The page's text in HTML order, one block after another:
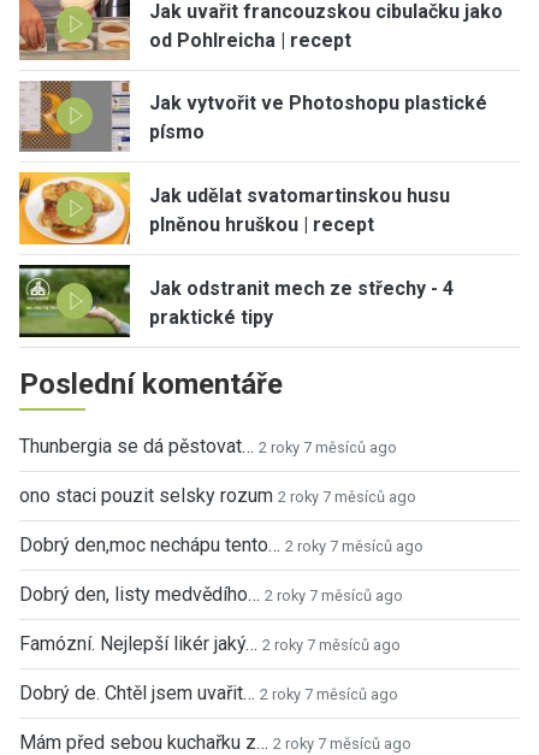
Jak uvařit francouzskou cibulačku jako
od Pohlreicha | recept
Jak vytvořit ve Photoshopu plastické
písmo
Jak udělat svatomartinskou husu
plněnou hruškou | recept
Jak odstranit mech ze střechy - 4
praktické tipy
Poslední komentáře
Thunbergia se dá pěstovat… 2 roky 7 měsíců ago
ono staci pouzit selsky rozum 2 roky 7 měsíců ago
Dobrý den,moc nechápu tento… 2 roky 7 měsíců ago
Dobrý den, listy medvědího… 2 roky 7 měsíců ago
Famózní. Nejlepší likér jaký… 2 roky 7 měsíců ago
Dobrý de. Chtěl jsem uvařit… 2 roky 7 měsíců ago
Mám před sebou kuchařku z… 2 roky 7 měsíců ago